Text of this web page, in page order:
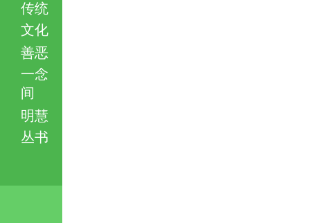
传统
文化
善恶
一念
间
明慧
丛书